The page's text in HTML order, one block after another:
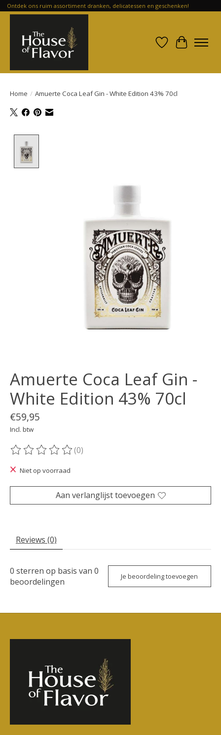
Ontdek ons ruim assortiment dranken, delicatessen en geschenken!
Verlanglijst
Home / Amuerte Coca Leaf Gin - White Edition 43% 70cl
Amuerte Coca Leaf Gin -
White Edition 43% 70cl
€59,95
Incl. btw
De beoordeling van dit product is
(0)
Niet op voorraad
Aan verlanglijst toevoegen
Reviews (0)
0 sterren op basis van 0
beoordelingen
Je beoordeling toevoegen